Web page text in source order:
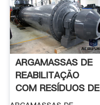
ARGAMASSAS DE
REABILITAÇÃO
COM RESÍDUOS DE
.